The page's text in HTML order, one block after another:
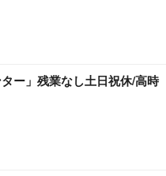
ー」残業なし土日祝休/高時